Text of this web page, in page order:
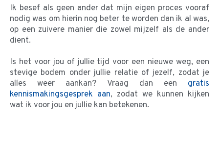
Ik besef als geen ander dat mijn eigen proces vooraf
nodig was om hierin nog beter te worden dan ik al was,
op een zuivere manier die zowel mijzelf als de ander
dient.
Is het voor jou of jullie tijd voor een nieuwe weg, een
stevige bodem onder jullie relatie of jezelf, zodat je
alles weer aankan? Vraag dan een gratis
kennismakingsgesprek aan, zodat we kunnen kijken
wat ik voor jou en jullie kan betekenen.